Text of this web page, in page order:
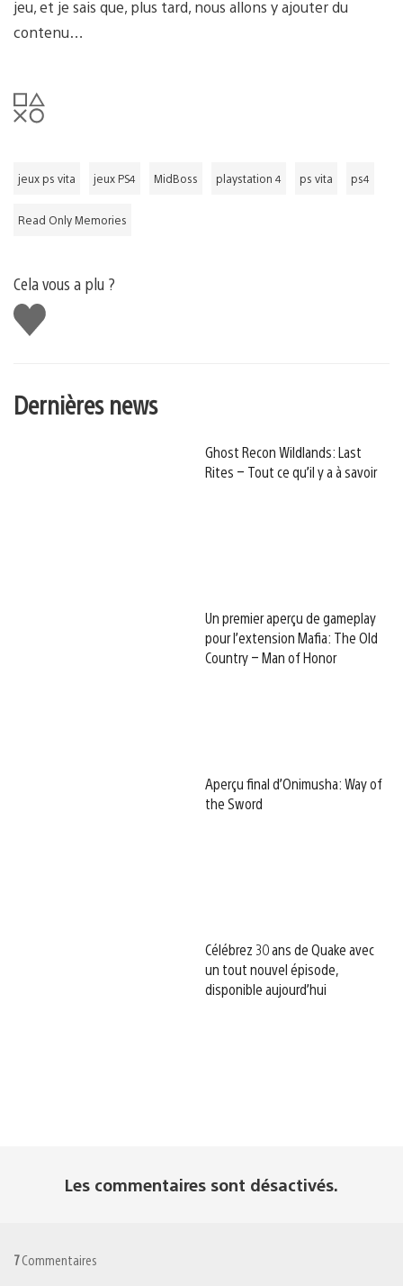
jeu, et je sais que, plus tard, nous allons y ajouter du
contenu…
jeux ps vita jeux PS4 MidBoss playstation 4 ps vita ps4
Read Only Memories
Cela vous a plu ?
J'aime
Dernières news
Ghost Recon Wildlands: Last
Rites – Tout ce qu’il y a à savoir
Un premier aperçu de gameplay
pour l’extension Mafia: The Old
Country – Man of Honor
Aperçu final d’Onimusha: Way of
the Sword
Célébrez 30 ans de Quake avec
un tout nouvel épisode,
disponible aujourd’hui
Les commentaires sont désactivés.
7Commentaires